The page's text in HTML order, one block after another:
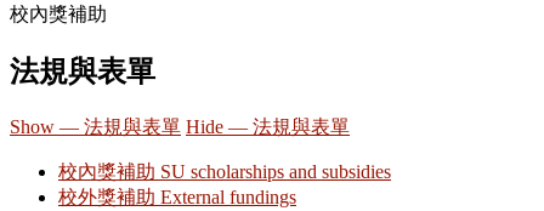
校內獎補助
法規與表單
Show — 法規與表單 Hide — 法規與表單
校內獎補助 SU scholarships and subsidies
校外獎補助 External fundings